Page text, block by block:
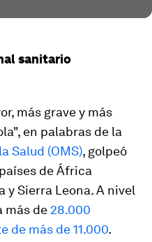
sanitario
más grave y más
en palabras de la
Salud (OMS), golpeó
de África
y Sierra Leona. A nivel
más de 28.000
de más de 11.000.